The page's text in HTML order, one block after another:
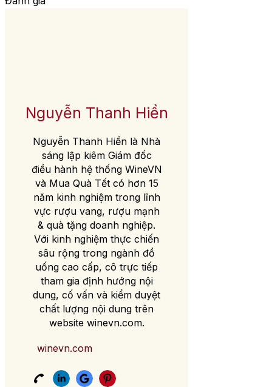
Nguyễn Thanh Hiền
Nguyễn Thanh Hiền là Nhà
sáng lập kiêm Giám đốc
điều hành hệ thống WineVN
và Mua Quà Tết có hơn 15
năm kinh nghiệm trong lĩnh
vực rượu vang, rượu mạnh
& quà tặng doanh nghiệp.
Với kinh nghiệm thực chiến
sâu rộng trong ngành đồ
uống cao cấp, cô trực tiếp
tham gia định hướng nội
dung, cố vấn và kiểm duyệt
chất lượng nội dung trên
website winevn.com.
winevn.com